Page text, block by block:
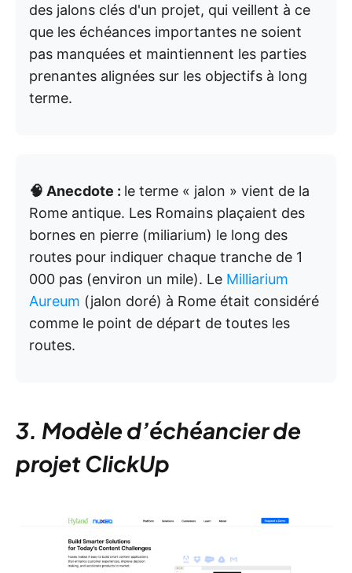
des jalons clés d'un projet, qui veillent à ce
que les échéances importantes ne soient
pas manquées et maintiennent les parties
prenantes alignées sur les objectifs à long
terme.
🧠 Anecdote : le terme « jalon » vient de la
Rome antique. Les Romains plaçaient des
bornes en pierre (miliarium) le long des
routes pour indiquer chaque tranche de 1
000 pas (environ un mile). Le Milliarium
Aureum (jalon doré) à Rome était considéré
comme le point de départ de toutes les
routes.
3. Modèle d’échéancier de
projet ClickUp